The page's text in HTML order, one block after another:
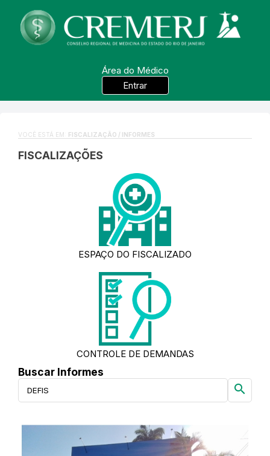
Área do Médico
Entrar
VOCÊ ESTÁ EM: FISCALIZAÇÃO / INFORMES
FISCALIZAÇÕES
ESPAÇO DO FISCALIZADO
CONTROLE DE DEMANDAS
Buscar Informes
search